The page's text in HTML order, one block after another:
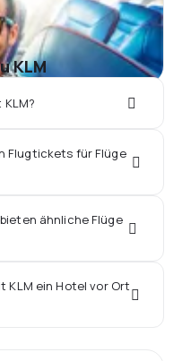
KLM
Flugtickets für Flüge
ähnliche Flüge
KLM ein Hotel vor Ort